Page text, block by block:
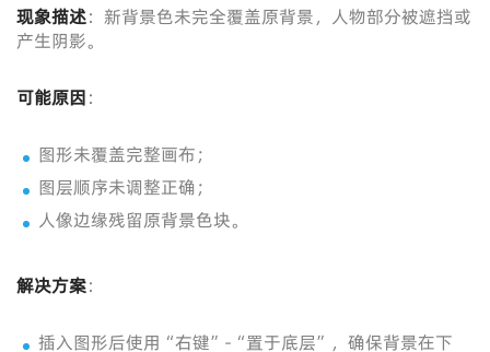
现象描述：新背景色未完全覆盖原背景，人物部分被遮挡或
产生阴影。
可能原因：
图形未覆盖完整画布；
图层顺序未调整正确；
人像边缘残留原背景色块。
解决方案：
插入图形后使用“右键”-“置于底层”，确保背景在下